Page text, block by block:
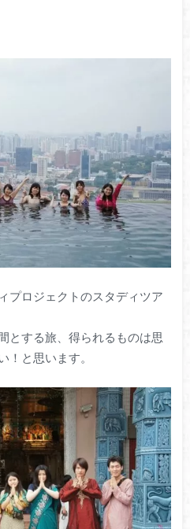
プロジェクトのスタディツア
とする旅、得られるものは思
！と思います。